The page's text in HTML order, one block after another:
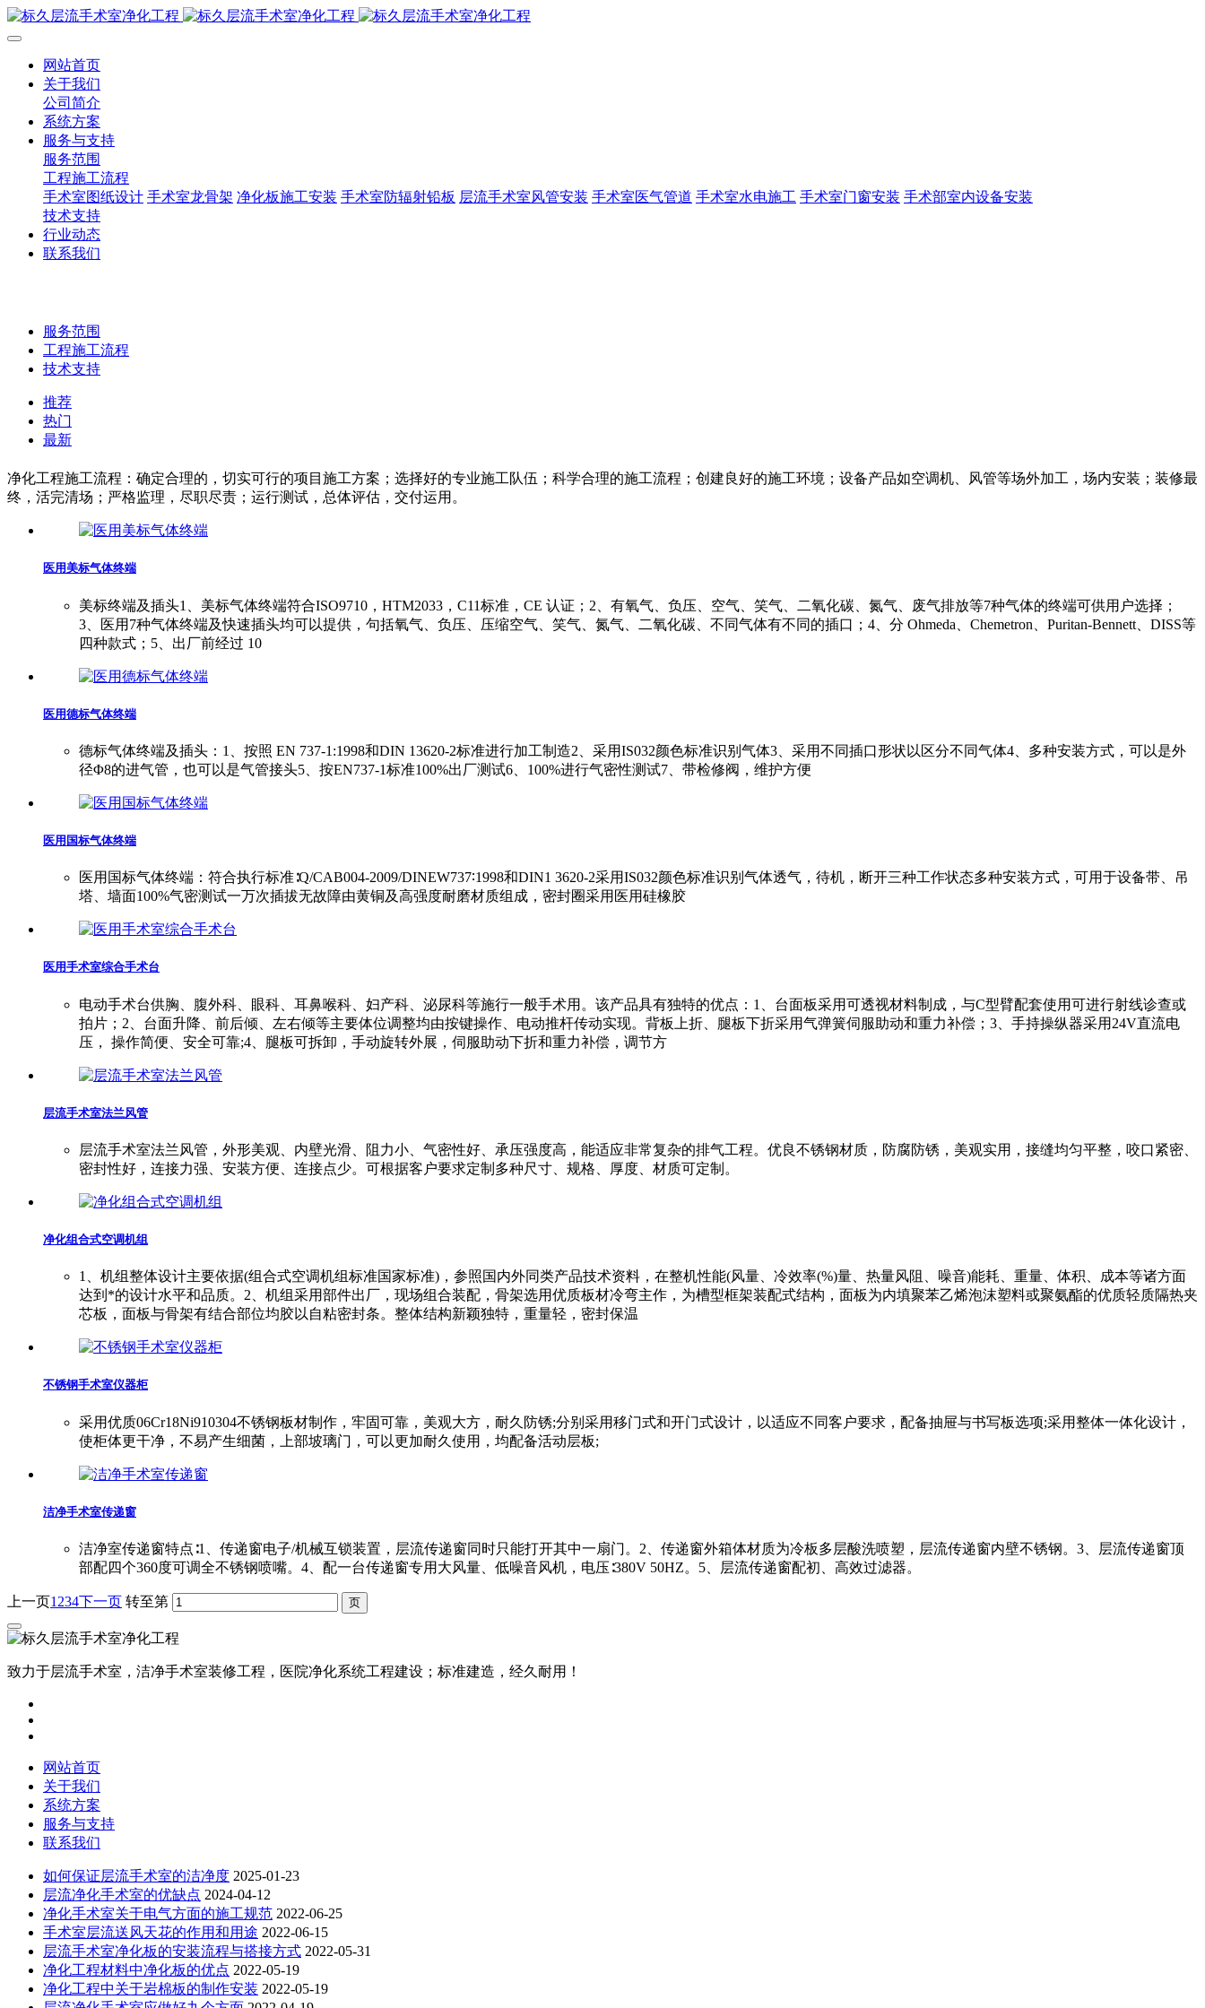
网站首页
关于我们
公司简介
系统方案
服务与支持
服务范围
工程施工流程
手术室图纸设计 手术室龙骨架 净化板施工安装 手术室防辐射铅板 层流手术室风管安装 手术室医气管道 手术室水电施工 手术室门窗安装 手术部室内设备安装
技术支持
行业动态
联系我们
服务范围
工程施工流程
技术支持
推荐
热门
最新
净化工程施工流程：确定合理的，切实可行的项目施工方案；选择好的专业施工队伍；科学合理的施工流程；创建良好的施工环境；设备产品如空调机、风管等场外加工，场内安装；装修最
终，活完清场；严格监理，尽职尽责；运行测试，总体评估，交付运用。
医用美标气体终端
美标终端及插头1、美标气体终端符合ISO9710，HTM2033，C11标准，CE 认证；2、有氧气、负压、空气、笑气、二氧化碳、氮气、废气排放等7种气体的终端可供用户选择；
3、医用7种气体终端及快速插头均可以提供，句括氧气、负压、压缩空气、笑气、氮气、二氧化碳、不同气体有不同的插口；4、分 Ohmeda、Chemetron、Puritan-Bennett、DISS等
四种款式；5、出厂前经过 10
医用德标气体终端
德标气体终端及插头：1、按照 EN 737-1:1998和DIN 13620-2标准进行加工制造2、采用IS032颜色标准识别气体3、采用不同插口形状以区分不同气体4、多种安装方式，可以是外
径Φ8的进气管，也可以是气管接头5、按EN737-1标准100%出厂测试6、100%进行气密性测试7、带检修阀，维护方便
医用国标气体终端
医用国标气体终端：符合执行标准∶Q/CAB004-2009/DINEW737∶1998和DIN1 3620-2采用IS032颜色标准识别气体透气，待机，断开三种工作状态多种安装方式，可用于设备带、吊
塔、墙面100%气密测试一万次插拔无故障由黄铜及高强度耐磨材质组成，密封圈采用医用硅橡胶
医用手术室综合手术台
电动手术台供胸、腹外科、眼科、耳鼻喉科、妇产科、泌尿科等施行一般手术用。该产品具有独特的优点：1、台面板采用可透视材料制成，与C型臂配套使用可进行射线诊查或
拍片；2、台面升降、前后倾、左右倾等主要体位调整均由按键操作、电动推杆传动实现。背板上折、腿板下折采用气弹簧伺服助动和重力补偿；3、手持操纵器采用24V直流电
压， 操作简便、安全可靠;4、腿板可拆卸，手动旋转外展，伺服助动下折和重力补偿，调节方
层流手术室法兰风管
层流手术室法兰风管，外形美观、内壁光滑、阻力小、气密性好、承压强度高，能适应非常复杂的排气工程。优良不锈钢材质，防腐防锈，美观实用，接缝均匀平整，咬口紧密、
密封性好，连接力强、安装方便、连接点少。可根据客户要求定制多种尺寸、规格、厚度、材质可定制。
净化组合式空调机组
1、机组整体设计主要依据(组合式空调机组标准国家标准)，参照国内外同类产品技术资料，在整机性能(风量、冷效率(%)量、热量风阻、噪音)能耗、重量、体积、成本等诸方面
达到*的设计水平和品质。2、机组采用部件出厂，现场组合装配，骨架选用优质板材冷弯主作，为槽型框架装配式结构，面板为内填聚苯乙烯泡沫塑料或聚氨酯的优质轻质隔热夹
芯板，面板与骨架有结合部位均胶以自粘密封条。整体结构新颖独特，重量轻，密封保温
不锈钢手术室仪器柜
采用优质06Cr18Ni910304不锈钢板材制作，牢固可靠，美观大方，耐久防锈;分别采用移门式和开门式设计，以适应不同客户要求，配备抽屉与书写板选项;采用整体一体化设计，
使柜体更干净，不易产生细菌，上部坡璃门，可以更加耐久使用，均配备活动层板;
洁净手术室传递窗
洁净室传递窗特点∶1、传递窗电子/机械互锁装置，层流传递窗同时只能打开其中一扇门。2、传递窗外箱体材质为冷板多层酸洗喷塑，层流传递窗内壁不锈钢。3、层流传递窗顶
部配四个360度可调全不锈钢喷嘴。4、配一台传递窗专用大风量、低噪音风机，电压∶380V 50HZ。5、层流传递窗配初、高效过滤器。
上一页1 234下一页 转至第
致力于层流手术室，洁净手术室装修工程，医院净化系统工程建设；标准建造，经久耐用！
网站首页
关于我们
系统方案
服务与支持
联系我们
如何保证层流手术室的洁净度 2025-01-23
层流净化手术室的优缺点 2024-04-12
净化手术室关于电气方面的施工规范 2022-06-25
手术室层流送风天花的作用和用途 2022-06-15
层流手术室净化板的安装流程与搭接方式 2022-05-31
净化工程材料中净化板的优点 2022-05-19
净化工程中关于岩棉板的制作安装 2022-05-19